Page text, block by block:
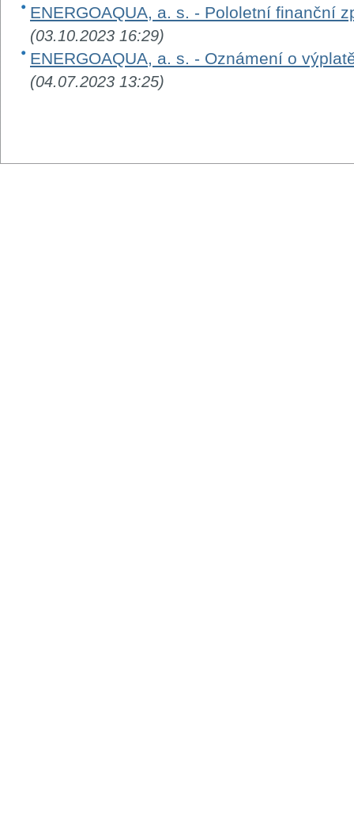
ENERGOAQUA, a. s. - Pololetní finanční
(03.10.2023 16:29)
ENERGOAQUA, a. s. - Oznámení o
(04.07.2023 13:25)